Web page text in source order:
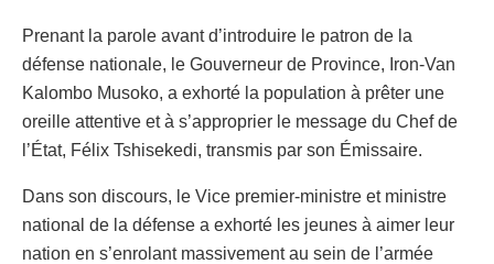
Prenant la parole avant d’introduire le patron de la
défense nationale, le Gouverneur de Province, Iron-Van
Kalombo Musoko, a exhorté la population à prêter une
oreille attentive et à s’approprier le message du Chef de
l’État, Félix Tshisekedi, transmis par son Émissaire.
Dans son discours, le Vice premier-ministre et ministre
national de la défense a exhorté les jeunes à aimer leur
nation en s’enrolant massivement au sein de l’armée